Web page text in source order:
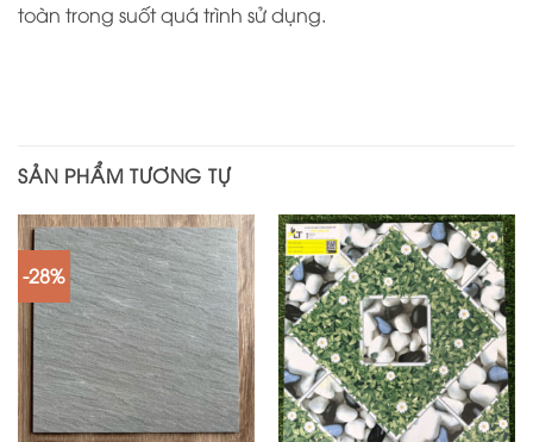
toàn trong suốt quá trình sử dụng.
SẢN PHẨM TƯƠNG TỰ
-28%